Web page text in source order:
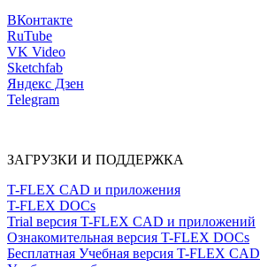
ВКонтакте
RuTube
VK Video
Sketchfab
Яндекс Дзен
Telegram
ЗАГРУЗКИ И ПОДДЕРЖКА
T-FLEX CAD и приложения
T-FLEX DOCs
Trial версия T-FLEX CAD и приложений
Ознакомительная версия T-FLEX DOCs
Бесплатная Учебная версия T-FLEX CAD